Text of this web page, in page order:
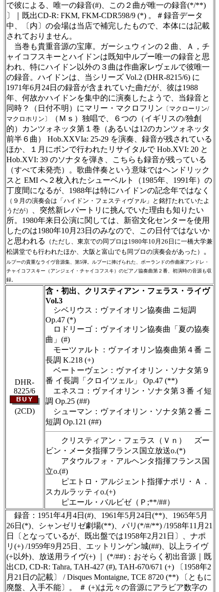
で彼による、唯一の録音(#)、この２曲が唯一の録音(*/**)
〕｜既出CD-R: FKM, FKM-CDR598/9 (*) 。＃録音データ
中、〔内〕の会場は当店で補完したもので、本体には記載
されておりません。
当巻も貴重音源の宝庫。ガーシュウィンの２曲、Ａ，チ
ャイコフスキーとハイドンは既知中ルプー唯一の録音と思
われ、特にハイドン以外の３曲は作曲家レヴェルで彼唯一
の録音。ハイドンは、当シリーズ Vol.2 (DHR-8215/6) に
1971年6月24日の録音が含まれていた曲だが、彼は1988
年、何故かハイドンを集中的に演奏したようで、当録音と
同時？（日付不明）にマリー・マクロフリン 〔マクローリン/
マクロホリン〕
（Ｍｓ）独唱で、６つの（イギリスの/独創
的）カンツォネッタ第１巻（あるいは12のカンツォネッタ
前半６曲） Hob.XXVIa: 25-29 を演奏、録音が残されている
ほか、１月にボンで行われたリサイタルで Hob.XVI: 20 と
Hob.XVI: 39 のソナタを弾き、こちらも録音が残っている
（すべて未発売）。歌曲伴奏という意味ではヘンドリック
スと EMI へ２枚入れたシューベルト（1985年、1991年）の
丁度間になるが、1988年は特にハイドンの記念年ではなく
（９月の演奏会は「ハイドン・フェスティヴァル」と銘打たれていたよ
うだが）
、突然新レパートリに挑んでいた理由も知りたい
所。1980年来日公演に関しては、新宿文化センターを使用
したのは1980年10月23日のみなので、この日付ではないか
と思われる
（ただし、東京での同プロは1980年10月26日に一橋大学兼
松講堂でも行われたほか、大阪と富山でも同プロの演奏会があった）
。
ルプーの貴重なライヴ音源集、第5弾。ルプーに捧げられた、ポーランドの作曲家アンドレ・
チャイコフスキー（アンジェイ・チャイコフスキ）のピアノ協奏曲第２番、初演時の音源も収
録。
DHR-
8225/6
(2CD)
含・初出、クリスティアン・フェラス・ライヴ
Vol.3
シベリウス：ヴァイオリン協奏曲 ニ短調
Op.47 (*)
ロドリーゴ：ヴァイオリン協奏曲「夏の協奏
曲」(#)
モーツァルト：ヴァイオリン協奏曲第４番 ニ
長調 K.218 (+)
ベートーヴェン：ヴァイオリン・ソナタ第９
番 イ長調「クロイツェル」 Op.47 (**)
エネスコ：ヴァイオリン・ソナタ第３番 イ短
調 Op.25 (##)
シューマン：ヴァイオリン・ソナタ第２番 ニ
短調 Op.121 (##)
クリスティアン・フェラス（Ｖｎ） ズー
ビン・メータ指揮フランス国立放送o.(*)
アタウルフォ・アルヘンタ指揮フランス国
立o.(#)
ピエトロ・アルジェント指揮ナポリ・Ａ．
スカルラッティo.(+)
ピエール・バルビゼ（Ｐ;**/##）
録音：1951年4月4日(#)、1961年5月24日(**)、1965年5月
26日(*)、シャンゼリゼ劇場(**)、パリ(*/#/**) /1958年11月21
日〔となっているが、既出盤では1958年2月21日〕、ナポ
リ(+) /1959年9月25日、エットリンゲン城(##)、以上ライヴ
(+以外)、放送用ライヴ(+) ｜ (*/##)：おそらく初出音源｜既
出CD, CD-R: Tahra, TAH-427 (#), TAH-670/671 (+) 〔1958年2
月21日の記載〕 / Disques Montaigne, TCE 8720 (**) 〔ともに
廃盤、入手不能〕。 ＃ (+)は元々の音源にアラビア数字の